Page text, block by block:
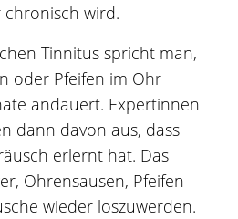
chronisch wird.
Tinnitus spricht man,
oder Pfeifen im Ohr
andauert. Expertinnen
dann davon aus, dass
erlernt hat. Das
Ohrensausen, Pfeifen
wieder loszuwerden.